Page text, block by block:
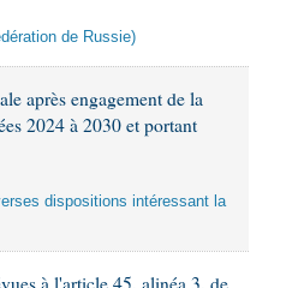
de Russie)
après engagement de la
2024 à 2030 et portant
dispositions intéressant la
à l'article 45, alinéa 3, de